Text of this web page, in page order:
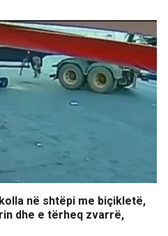
në shtëpi me biçikletë,
dhe e tërheq zvarrë,